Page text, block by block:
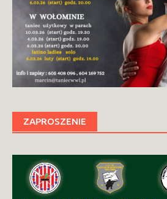
ZAPROSZENIE